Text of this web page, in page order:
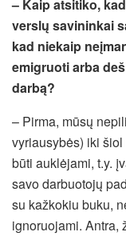
– Kaip atsitiko,
verslų savininkai
kad niekaip
emigruoti arba
darbą?
– Pirma, mūsų
vyriausybės) iki
būti auklėjami, t.y.
savo darbuotojų
su kažkokiu buku,
ignoruojami. Antra,